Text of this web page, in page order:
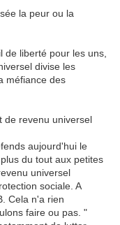
la peur ou la
de liberté pour les uns,
divise les
méfiance des
de revenu universel
aujourd'hui le
du tout aux petites
universel
sociale. A
Cela n'a rien
faire ou pas. "